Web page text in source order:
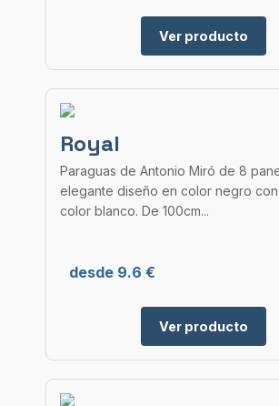
Ver producto
Royal
Paraguas de Antonio Miró de 8
elegante diseño en color negro
color blanco. De 100cm...
desde 9.6 €
Ver producto